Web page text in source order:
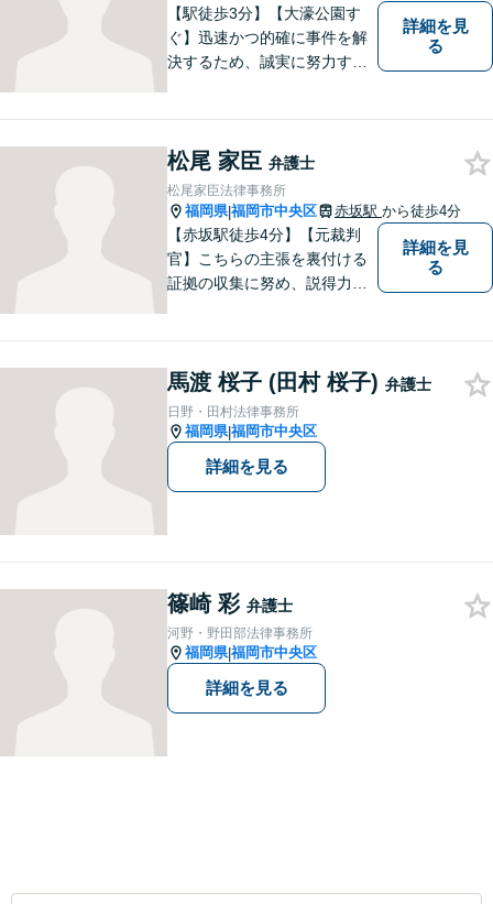
【駅徒歩3分】【大濠公園す
ぐ】迅速かつ的確に事件を解
決するため、誠実に努力する
詳細を見
る
松尾 家臣 弁護士
松尾家臣法律事務所
福岡県|福岡市中央区 赤坂駅 から徒歩4分
【赤坂駅徒歩4分】【元裁判
官】こちらの主張を裏付ける
証拠の収集に努め、説得力の
題など、幅広く対応します。
【休日対応可能】法律トラブ
ルでお悩みの方は、お気軽に
ご相談ください。
詳細を見
る
馬渡 桜子 (田村 桜子) 弁護士
日野・田村法律事務所
福岡県|福岡市中央区
詳細を見る
篠崎 彩 弁護士
河野・野田部法律事務所
福岡県|福岡市中央区
詳細を見る